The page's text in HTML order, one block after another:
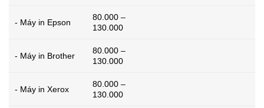
- Máy in Epson
80.000 –
130.000
- Máy in Brother
80.000 –
130.000
- Máy in Xerox
80.000 –
130.000